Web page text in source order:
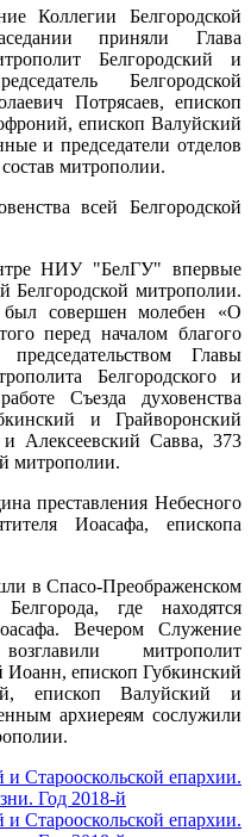
Коллегии Белгородской
приняли Глава
Белгородский и
Белгородской
Потрясаев, епископ
епископ Валуйский
и председатели отделов
митрополии.
всей Белгородской
НИУ "БелГУ" впервые
Белгородской митрополии.
совершен молебен «О
перед началом благого
Главы
Белгородского и
Съезда духовенства
и Грайворонский
Алексеевский Савва, 373
митрополии.
преставления Небесного
Иоасафа, епископа
в Спасо-Преображенском
где находятся
Вечером Служение
митрополит
Иоанн, епископ Губкинский
епископ Валуйский и
архиереям сослужили